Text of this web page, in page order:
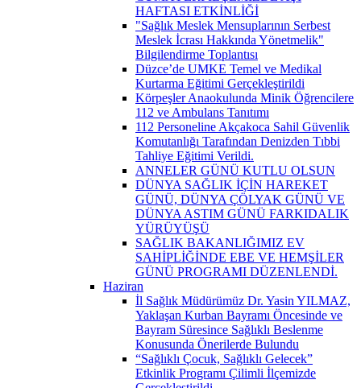
HAFTASI ETKİNLİĞİ
"Sağlık Meslek Mensuplarının Serbest
Meslek İcrası Hakkında Yönetmelik"
Bilgilendirme Toplantısı
Düzce’de UMKE Temel ve Medikal
Kurtarma Eğitimi Gerçekleştirildi
Körpeşler Anaokulunda Minik Öğrencilere
112 ve Ambulans Tanıtımı
112 Personeline Akçakoca Sahil Güvenlik
Komutanlığı Tarafından Denizden Tıbbi
Tahliye Eğitimi Verildi.
ANNELER GÜNÜ KUTLU OLSUN
DÜNYA SAĞLIK İÇİN HAREKET
GÜNÜ, DÜNYA ÇÖLYAK GÜNÜ VE
DÜNYA ASTIM GÜNÜ FARKIDALIK
YÜRÜYÜŞÜ
SAĞLIK BAKANLIĞIMIZ EV
SAHİPLİĞİNDE EBE VE HEMŞİLER
GÜNÜ PROGRAMI DÜZENLENDİ.
Haziran
İl Sağlık Müdürümüz Dr. Yasin YILMAZ,
Yaklaşan Kurban Bayramı Öncesinde ve
Bayram Süresince Sağlıklı Beslenme
Konusunda Önerilerde Bulundu
“Sağlıklı Çocuk, Sağlıklı Gelecek”
Etkinlik Programı Çilimli İlçemizde